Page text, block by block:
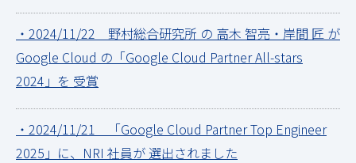
・2024/11/22 野村総合研究所 の 高木 智亮・岸間 匠 が
Google Cloud の「Google Cloud Partner All-stars
2024」を 受賞
・2024/11/21 「Google Cloud Partner Top Engineer
2025」に、NRI 社員が 選出されました